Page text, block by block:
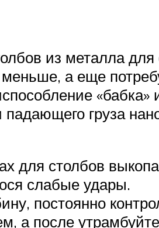
из металла
а еще
груза
для столбов
слабые удары.
постоянно
а после